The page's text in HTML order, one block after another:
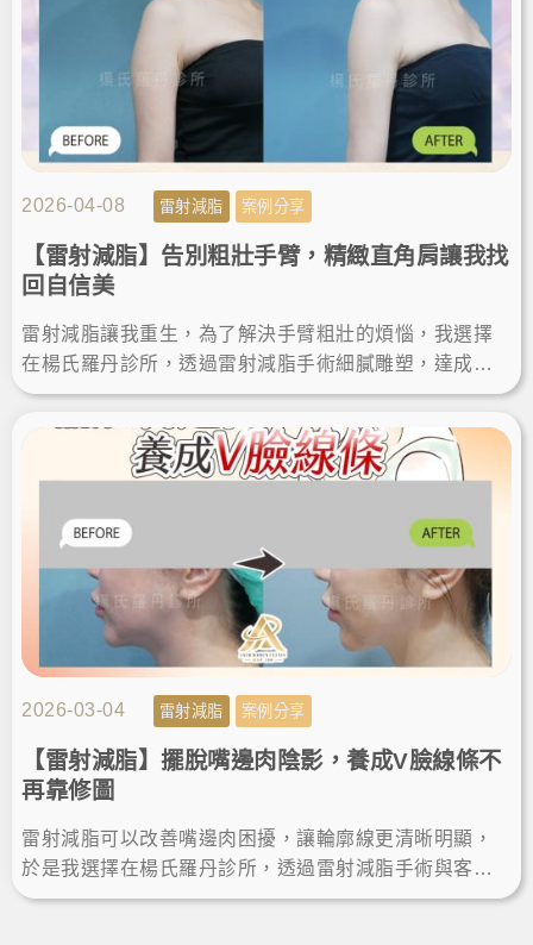
2026-04-08 雷射減脂 案例分享
【雷射減脂】告別粗壯手臂，精緻直角肩讓我找
回自信美
雷射減脂讓我重生，為了解決手臂粗壯的煩惱，我選擇
在楊氏羅丹診所，透過雷射減脂手術細膩雕塑，達成瘦
手臂夢想。術後效果自然，體態視覺更顯瘦，變身直角
肩找回自信美。
2026-03-04 雷射減脂 案例分享
【雷射減脂】擺脫嘴邊肉陰影，養成V臉線條不
再靠修圖
雷射減脂可以改善嘴邊肉困擾，讓輪廓線更清晰明顯，
於是我選擇在楊氏羅丹診所，透過雷射減脂手術與客製
雕塑規劃，術後瘦下巴效果自然，不再靠修圖，輕鬆擁